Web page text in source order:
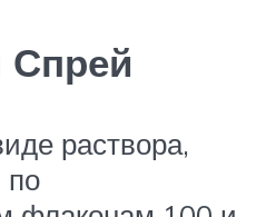
Спрей
раствора,
по